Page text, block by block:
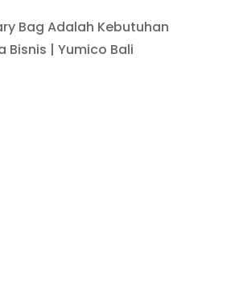
Bag Adalah Kebutuhan
Bisnis | Yumico Bali